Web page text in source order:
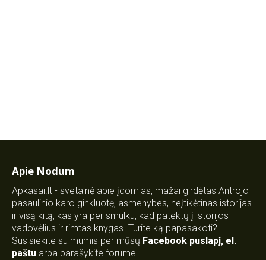
Apie Nodum
Apkasai.lt - svetainė apie įdomias, mažai girdėtas Antrojo
pasaulinio karo ginkluotę, asmenybes, neįtikėtinas istorijas
ir visą kitą, kas yra per smulku, kad patektų į istorijos
vadovėlius ir rimtas knygas. Turite ką papasakoti?
Susisiekite su mumis per mūsų Facebook puslapį, el.
paštu arba parašykite forume.